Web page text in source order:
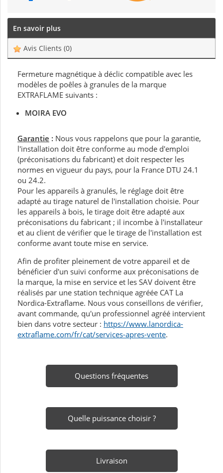
En savoir plus
Avis Clients (0)
Fermeture magnétique à déclic compatible avec les
modèles de poêles à granules de la marque
EXTRAFLAME suivants :
MOIRA EVO
Garantie : Nous vous rappelons que pour la garantie,
l'installation doit être conforme au mode d'emploi
(préconisations du fabricant) et doit respecter les
normes en vigueur du pays, pour la France DTU 24.1
ou 24.2.
Pour les appareils à granulés, le réglage doit être
adapté au tirage naturel de l'installation choisie. Pour
les appareils à bois, le tirage doit être adapté aux
préconisations du fabricant ; il incombe à l'installateur
et au client de vérifier que le tirage de l'installation est
conforme avant toute mise en service.
Afin de profiter pleinement de votre appareil et de
bénéficier d'un suivi conforme aux préconisations de
la marque, la mise en service et les SAV doivent être
réalisés par une station technique agréée CAT La
Nordica-Extraflame. Nous vous conseillons de vérifier,
avant commande, qu'un professionnel agréé intervient
bien dans votre secteur : https://www.lanordica-
extraflame.com/fr/cat/services-apres-vente.
Questions fréquentes
Quelle puissance choisir ?
Livraison